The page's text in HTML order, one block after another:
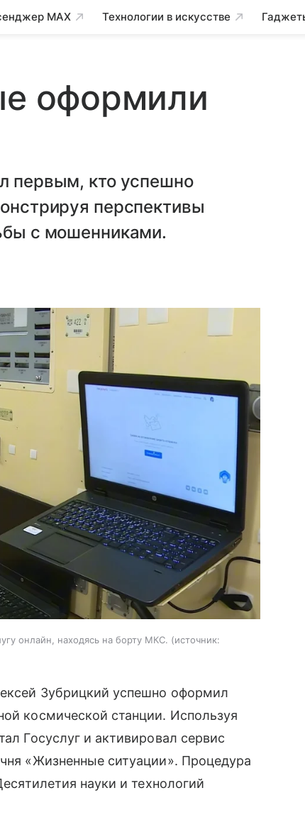
MAX Технологии в искусстве
оформили
первым, кто успешно
перспективы
с мошенниками.
онлайн, находясь на борту МКС.
источник:
Зубрицкий успешно оформил
космической станции. Используя
Госуслуг и активировал сервис
«Жизненные ситуации». Процедура
науки и технологий